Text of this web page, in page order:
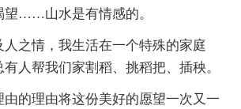
望……山水是有情感的。
人之情，我生活在一个特殊的家庭
人帮我们家割稻、挑稻把、插秧。
由的理由将这份美好的愿望一次又一